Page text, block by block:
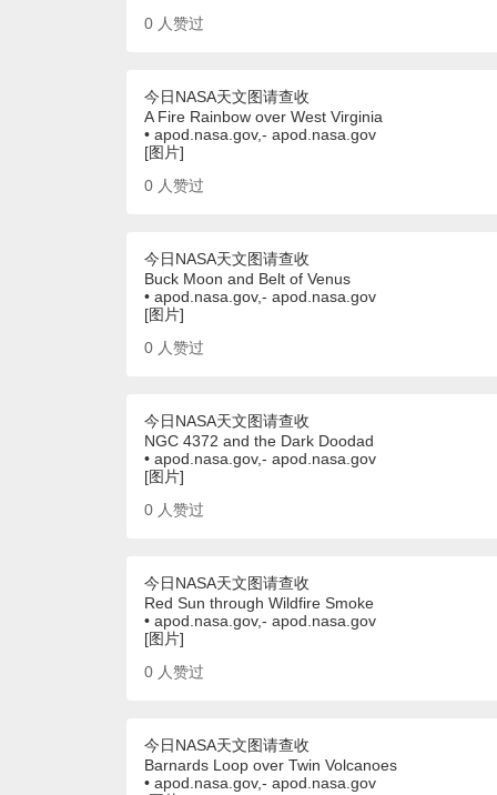
0 人赞过
今日NASA天文图请查收
A Fire Rainbow over West Virginia
• apod.nasa.gov,- apod.nasa.gov
[图片]
0 人赞过
今日NASA天文图请查收
Buck Moon and Belt of Venus
• apod.nasa.gov,- apod.nasa.gov
[图片]
0 人赞过
今日NASA天文图请查收
NGC 4372 and the Dark Doodad
• apod.nasa.gov,- apod.nasa.gov
[图片]
0 人赞过
今日NASA天文图请查收
Red Sun through Wildfire Smoke
• apod.nasa.gov,- apod.nasa.gov
[图片]
0 人赞过
今日NASA天文图请查收
Barnards Loop over Twin Volcanoes
• apod.nasa.gov,- apod.nasa.gov